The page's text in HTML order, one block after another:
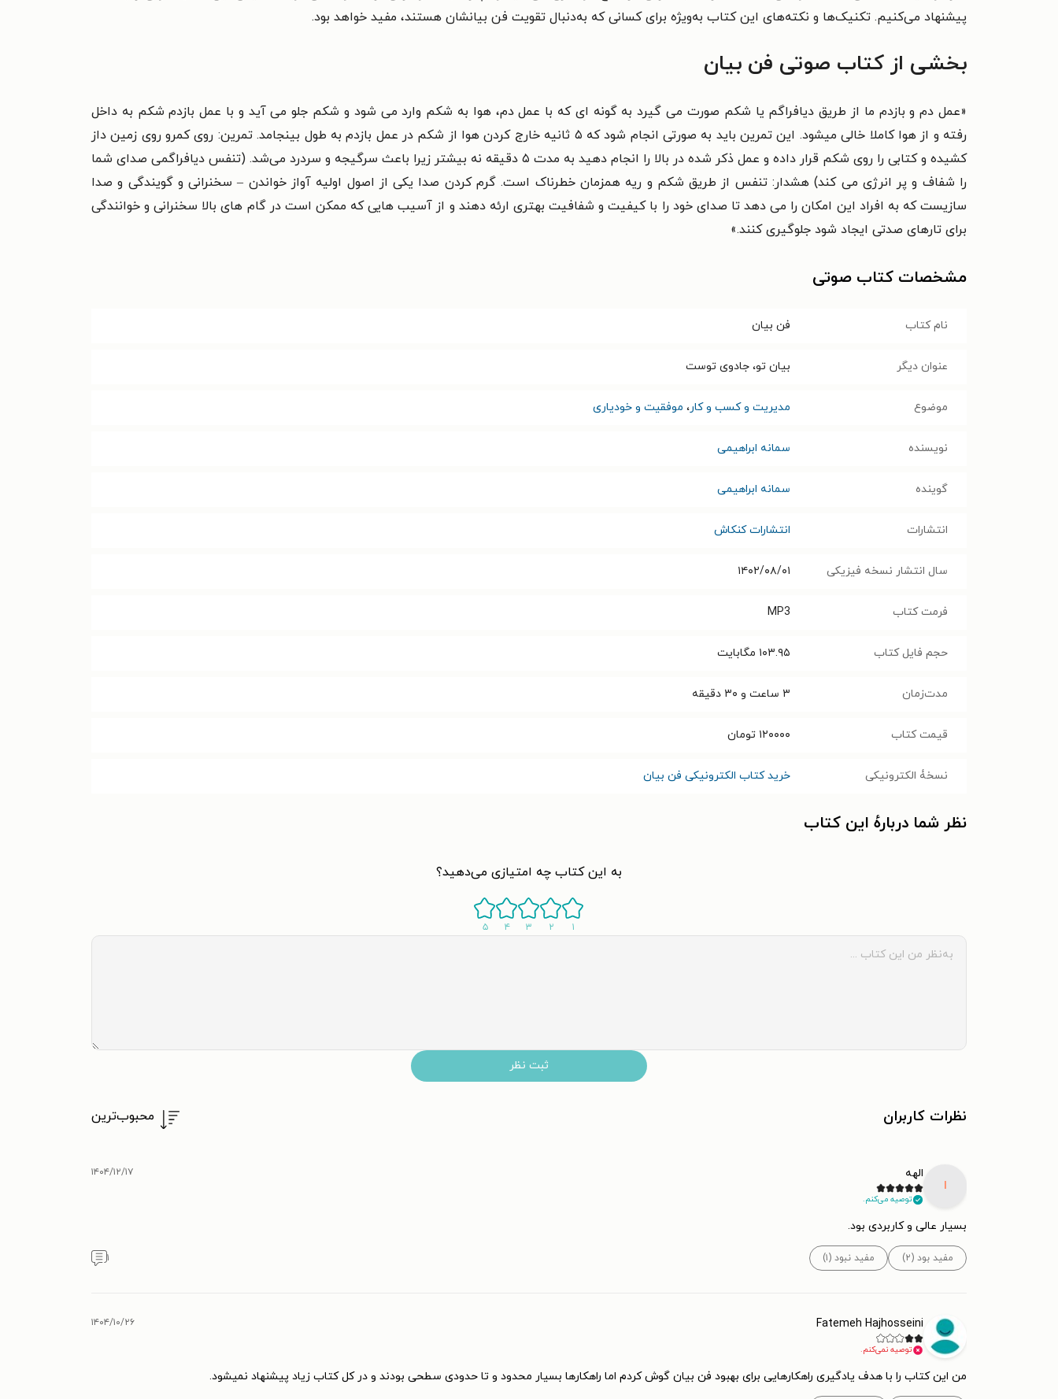
پیشنهاد می‌کنیم. تکنیک‌ها و نکته‌های این کتاب به‌ویژه برای کسانی که به‌دنبال تقویت فن بیانشان هستند، مفید خواهد بود.
بخشی از کتاب صوتی فن بیان
«عمل دم و بازدم ما از طریق دیافراگم یا شکم صورت می گیرد به گونه ای که با عمل دم، هوا به شکم وارد می شود و شکم جلو می آید و با عمل بازدم شکم به داخل
رفته و از هوا کاملا خالی میشود. این تمرین باید به صورتی انجام شود که ۵ ثانیه خارج کردن هوا از شکم در عمل بازدم به طول بینجامد. تمرین: روی کمرو روی زمین داز
کشیده و کتابی را روی شکم قرار داده و عمل ذکر شده در بالا را انجام دهید به مدت ۵ دقیقه نه بیشتر زیرا باعث سرگیجه و سردرد می‌شد. (تنفس دیافراگمی صدای شما
را شفاف و پر انرژی می کند) هشدار: تنفس از طریق شکم و ریه همزمان خطرناک است. گرم کردن صدا یکی از اصول اولیه آواز خواندن – سخنرانی و گویندگی و صدا
سازیست که به افراد این امکان را می دهد تا صدای خود را با کیفیت و شفافیت بهتری ارئه دهند و از آسیب هایی که ممکن است در گام‌ های بالا سخنرانی و خوانندگی
برای تارهای صدتی ایجاد شود جلوگیری کنند.»
مشخصات کتاب صوتی
نام کتاب فن بیان
عنوان دیگر بیان تو، جادوی توست
موضوع مدیریت و کسب و کار، موفقیت و خودیاری
نویسنده سمانه ابراهیمی
گوینده سمانه ابراهیمی
انتشارات انتشارات کنکاش
سال انتشار نسخه فیزیکی ۱۴۰۲/۰۸/۰۱
فرمت کتاب MP3
حجم فایل کتاب ۱۰۳.۹۵ مگابایت
مدت‌زمان ۳ ساعت و ۳۰ دقیقه
قیمت کتاب ۱۲۰۰۰۰ تومان
نسخۀ الکترونیکی خرید کتاب الکترونیکی فن بیان
نظر شما دربارهٔ این کتاب
به این کتاب چه امتیازی می‌دهید؟
۱ ۲ ۳ ۴ ۵
ثبت نظر
نظرات کاربران محبوب‌ترین
ا
الهه
توصیه می‌کنم.
۱۴۰۴/۱۲/۱۷
بسیار عالی و کاربردی بود.
مفید بود (۲) مفید نبود (۱) ۱
Fatemeh Hajhosseini
توصیه نمی‌کنم.
۱۴۰۴/۱۰/۲۶
من این کتاب را با هدف یادگیری راهکارهایی برای بهبود فن بیان گوش کردم اما راهکارها بسیار محدود و تا حدودی سطحی بودند و در کل کتاب زیاد پیشنهاد نمیشود.